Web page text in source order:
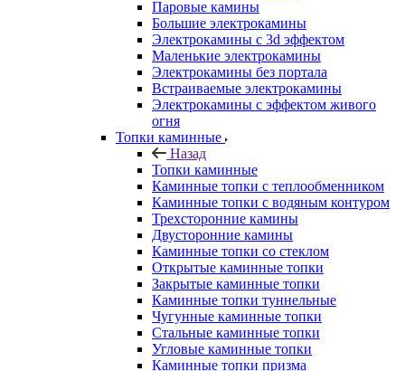
Паровые камины
Большие электрокамины
Электрокамины с 3d эффектом
Маленькие электрокамины
Электрокамины без портала
Встраиваемые электрокамины
Электрокамины с эффектом живого
огня
Топки каминные
Назад
Топки каминные
Каминные топки с теплообменником
Каминные топки с водяным контуром
Трехсторонние камины
Двусторонние камины
Каминные топки со стеклом
Открытые каминные топки
Закрытые каминные топки
Каминные топки туннельные
Чугунные каминные топки
Стальные каминные топки
Угловые каминные топки
Каминные топки призма